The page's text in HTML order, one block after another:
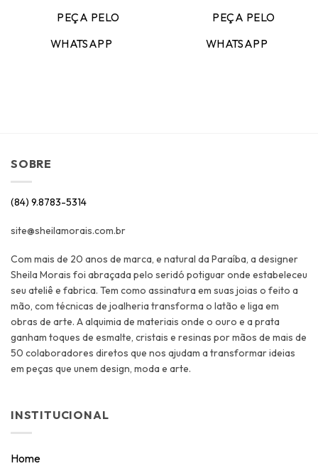
PEÇA PELO
WHATSAPP
PEÇA PELO
WHATSAPP
SOBRE
(84) 9.8783-5314
site@sheilamorais.com.br
Com mais de 20 anos de marca, e natural da Paraíba, a designer
Sheila Morais foi abraçada pelo seridó potiguar onde estabeleceu
seu ateliê e fabrica. Tem como assinatura em suas joias o feito a
mão, com técnicas de joalheria transforma o latão e liga em
obras de arte. A alquimia de materiais onde o ouro e a prata
ganham toques de esmalte, cristais e resinas por mãos de mais de
50 colaboradores diretos que nos ajudam a transformar ideias
em peças que unem design, moda e arte.
INSTITUCIONAL
Home